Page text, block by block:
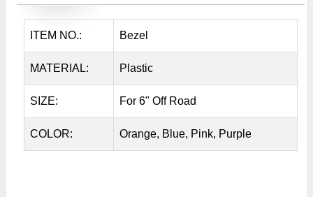
ITEM NO.: Bezel
MATERIAL: Plastic
SIZE: For 6" Off Road
COLOR: Orange, Blue, Pink, Purple